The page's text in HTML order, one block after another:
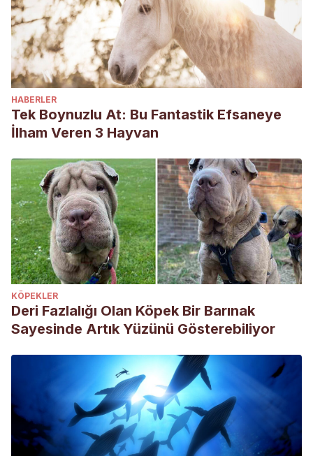
HABERLER
Tek Boynuzlu At: Bu Fantastik Efsaneye
İlham Veren 3 Hayvan
KÖPEKLER
Deri Fazlalığı Olan Köpek Bir Barınak
Sayesinde Artık Yüzünü Gösterebiliyor